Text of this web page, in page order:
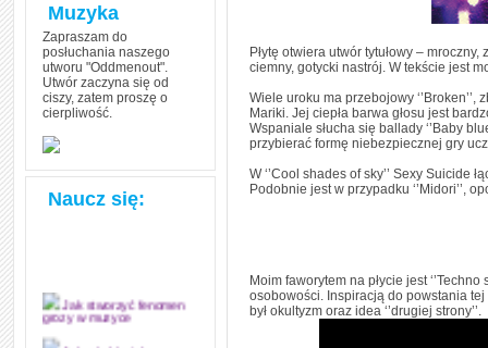
Muzyka
Zapraszam do
posłuchania naszego
utworu "Oddmenout".
Utwór zaczyna się od
ciszy, zatem proszę o
cierpliwość.
Naucz się:
Jak stworzyć fenomen
grozy w muzyce
Płytę otwiera utwór tytułowy –
ciemny, gotycki nastrój. W tekście jest
Wiele uroku ma przebojowy
Mariki. Jej ciepła barwa głosu jest
Wspaniale słucha się ballady ‘’Baby
przybierać formę niebezpiecznej gry
W ‘’Cool shades of sky’’ Sexy
Podobnie jest w przypadku ‘’Midori’’,
Moim faworytem na płycie jest
osobowości. Inspiracją do powstania tej
był okultyzm oraz idea ‘’drugiej strony’’.